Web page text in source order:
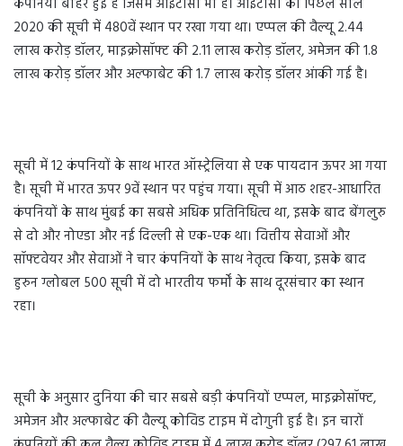
कंपनियों बाहर हुई हैं जिसमें आईटीसी भी है। आईटीसी को पिछले साल
2020 की सूची में 480वें स्थान पर रखा गया था। एप्पल की वैल्यू 2.44
लाख करोड़ डॉलर, माइक्रोसॉफ्ट की 2.11 लाख करोड़ डॉलर, अमेजन की 1.8
लाख करोड़ डॉलर और अल्फाबेट की 1.7 लाख करोड़ डॉलर आंकी गई है।
सूची में 12 कंपनियों के साथ भारत ऑस्ट्रेलिया से एक पायदान ऊपर आ गया
है। सूची में भारत ऊपर 9वें स्थान पर पहुंच गया। सूची में आठ शहर-आधारित
कंपनियों के साथ मुंबई का सबसे अधिक प्रतिनिधित्व था, इसके बाद बेंगलुरु
से दो और नोएडा और नई दिल्ली से एक-एक था। वित्तीय सेवाओं और
सॉफ्टवेयर और सेवाओं ने चार कंपनियों के साथ नेतृत्व किया, इसके बाद
हुरुन ग्लोबल 500 सूची में दो भारतीय फर्मों के साथ दूरसंचार का स्थान
रहा।
सूची के अनुसार दुनिया की चार सबसे बड़ी कंपनियों एप्पल, माइक्रोसॉफ्ट,
अमेजन और अल्फाबेट की वैल्यू कोविड टाइम में दोगुनी हुई है। इन चारों